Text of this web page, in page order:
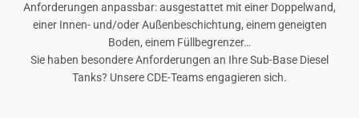
Anforderungen anpassbar: ausgestattet mit einer Doppelwand,
einer Innen- und/oder Außenbeschichtung, einem geneigten
Boden, einem Füllbegrenzer…
Sie haben besondere Anforderungen an Ihre Sub-Base Diesel
Tanks? Unsere CDE-Teams engagieren sich.